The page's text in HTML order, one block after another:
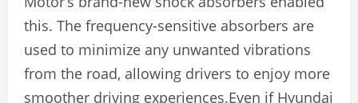
this. The frequency-sensitive absorbers are
used to minimize any unwanted vibrations
from the road, allowing drivers to enjoy more
smoother driving experiences.Even if Hyundai